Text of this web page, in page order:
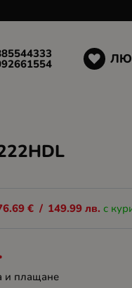
€ / 149.99 лв. с
и плащане